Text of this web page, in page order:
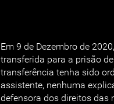
Em 9 de Dezembro de
transferida para a prisão
transferência tenha sido
assistente, nenhuma
defensora dos direitos das